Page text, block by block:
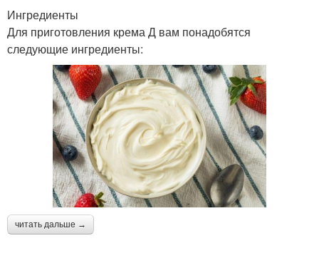
Ингредиенты
Для приготовления крема Д вам понадобятся
следующие ингредиенты:
читать дальше →